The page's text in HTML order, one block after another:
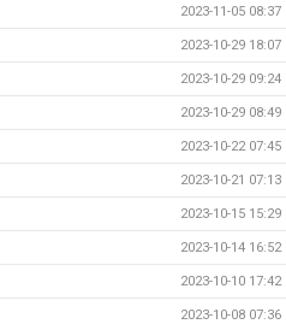
2023-11-05 08:37
2023-10-29 18:07
2023-10-29 09:24
2023-10-29 08:49
2023-10-22 07:45
2023-10-21 07:13
2023-10-15 15:29
2023-10-14 16:52
2023-10-10 17:42
2023-10-08 07:36